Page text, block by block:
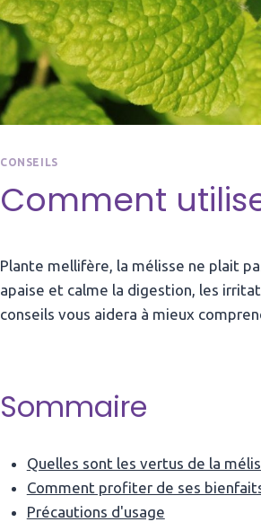
CONSEILS
Comment
Plante mellifère, la mélisse ne plait
apaise et calme la digestion, les
conseils vous aidera à mieux
Sommaire
Quelles sont les vertus de la
Comment profiter de ses
Précautions d'usage